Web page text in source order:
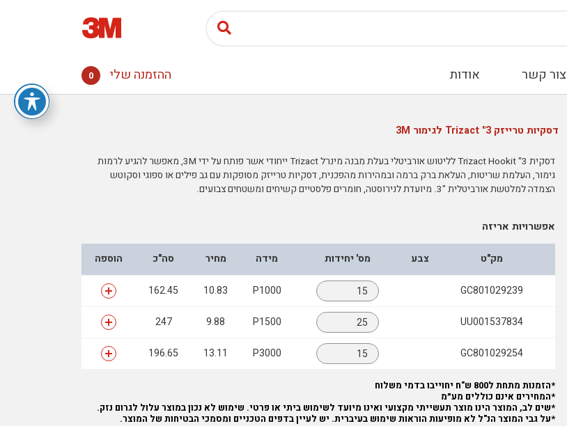
צור קשר אודות ההזמנה שלי 0
דסקיות טרייזק 3" Trizact לגימור 3M
דסקית 3" Trizact Hookit לליטוש אורביטלי בעלת מבנה מינרל Trizact ייחודי אשר פותח על ידי 3M, מאפשר להגיע לרמות
גימור, העלמת שריטות, העלאת ברק ברמה ובמהירות מהפכנית, דסקיות טרייזק מסופקות עם גב פילים או ספוגי וסקוטש
הצמדה למלטשת אורביטלית "3. מיועדת לנירוסטה, חומרים פלסטיים קשיחים ומשטחים צבועים.
אפשרויות אריזה
מק"ט צבע מס' יחידות מידה מחיר סה"כ הוספה
GC801029239
P1000
10.83
162.45
UU001537834
P1500
9.88
247
GC801029254
P3000
13.11
196.65
*הזמנות מתחת ל800 ש"ח יחוייבו בדמי משלוח
*המחירים אינם כוללים מע״מ
*שים לב, המוצר הינו מוצר תעשייתי מקצועי ואינו מיועד לשימוש ביתי או פרטי. שימוש לא נכון במוצר עלול לגרום נזק.
*על גבי המוצר הנ"ל לא מופיעות הוראות שימוש בעיברית. יש לעיין בדפים הטכניים ומסמכי הבטיחות של המוצר.